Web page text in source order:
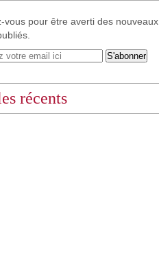
vous pour être averti des nouveaux
récents